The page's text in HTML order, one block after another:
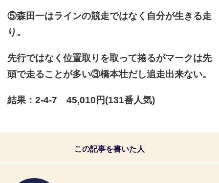
⑤森田一はラインの競走ではなく自分が生きる走
り。
先行ではなく位置取りを取って捲るがマークは先
頭で走ることが多い③橋本壮だし追走出来ない。
結果：2-4-7 45,010円(131番人気)
この記事を書いた人